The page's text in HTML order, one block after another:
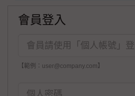
會員登入
【範例：user@company.com】